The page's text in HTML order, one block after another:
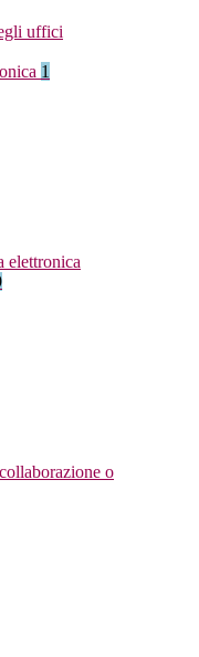
uffici
1
elettronica
o